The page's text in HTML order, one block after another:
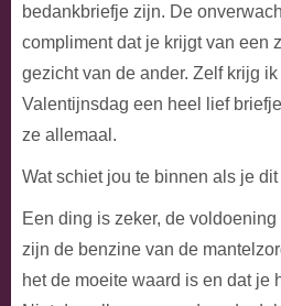
bedankbriefje zijn. De
compliment dat je krijgt van een
gezicht van de ander. Zelf krijg
Valentijnsdag een heel lief
ze allemaal.
Wat schiet jou te binnen als je
Een ding is zeker, de
zijn de benzine van de
het de moeite waard is en dat je